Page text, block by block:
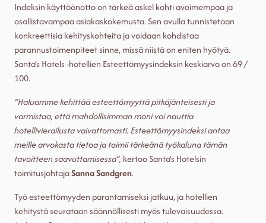
Indeksin käyttöönotto on tärkeä askel kohti avoimempaa ja
osallistavampaa asiakaskokemusta. Sen avulla tunnistetaan
konkreettisia kehityskohteita ja voidaan kohdistaa
parannustoimenpiteet sinne, missä niistä on eniten hyötyä.
Santa’s Hotels -hotellien Esteettömyysindeksin keskiarvo on 69 /
100.
”Haluamme kehittää esteettömyyttä pitkäjänteisesti ja
varmistaa, että mahdollisimman moni voi nauttia
hotellivierailusta vaivattomasti. Esteettömyysindeksi antaa
meille arvokasta tietoa ja toimii tärkeänä työkaluna tämän
tavoitteen saavuttamisessa”, kertoo Santa’s Hotelsin
toimitusjohtajaSanna Sandgren.
Työ esteettömyyden parantamiseksi jatkuu, ja hotellien
kehitystä seurataan säännöllisesti myös tulevaisuudessa.